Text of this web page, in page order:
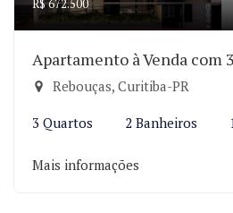
R$ 672.500
Apartamento à Venda com
Rebouças, Curitiba-PR
3 Quartos 2 Banheiros
Mais informações